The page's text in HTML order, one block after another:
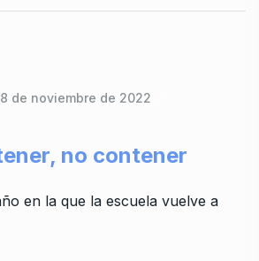
de noviembre de 2022
no contener
en la que la escuela vuelve a